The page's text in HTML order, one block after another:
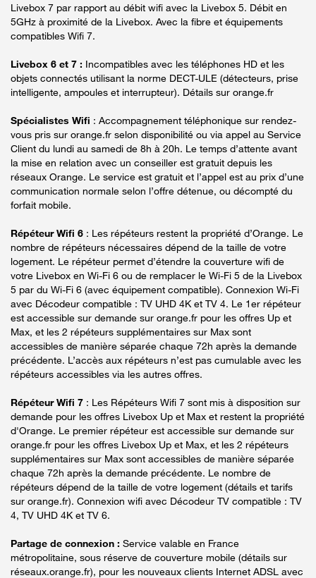
Livebox 7 par rapport au débit wifi avec la Livebox 5. Débit en
5GHz à proximité de la Livebox. Avec la fibre et équipements
compatibles Wifi 7.
Livebox 6 et 7 : Incompatibles avec les téléphones HD et les
objets connectés utilisant la norme DECT-ULE (détecteurs, prise
intelligente, ampoules et interrupteur). Détails sur orange.fr
Spécialistes Wifi : Accompagnement téléphonique sur rendez-
vous pris sur orange.fr selon disponibilité ou via appel au Service
Client du lundi au samedi de 8h à 20h. Le temps d’attente avant
la mise en relation avec un conseiller est gratuit depuis les
réseaux Orange. Le service est gratuit et l’appel est au prix d’une
communication normale selon l’offre détenue, ou décompté du
forfait mobile.
Répéteur Wifi 6 : Les répéteurs restent la propriété d’Orange. Le
nombre de répéteurs nécessaires dépend de la taille de votre
logement. Le répéteur permet d’étendre la couverture wifi de
votre Livebox en Wi-Fi 6 ou de remplacer le Wi-Fi 5 de la Livebox
5 par du Wi-Fi 6 (avec équipement compatible). Connexion Wi-Fi
avec Décodeur compatible : TV UHD 4K et TV 4. Le 1er répéteur
est accessible sur demande sur orange.fr pour les offres Up et
Max, et les 2 répéteurs supplémentaires sur Max sont
accessibles de manière séparée chaque 72h après la demande
précédente. L’accès aux répéteurs n’est pas cumulable avec les
répéteurs accessibles via les autres offres.
Répéteur Wifi 7 : Les Répéteurs Wifi 7 sont mis à disposition sur
demande pour les offres Livebox Up et Max et restent la propriété
d'Orange. Le premier répéteur est accessible sur demande sur
orange.fr pour les offres Livebox Up et Max, et les 2 répéteurs
supplémentaires sur Max sont accessibles de manière séparée
chaque 72h après la demande précédente. Le nombre de
répéteurs dépend de la taille de votre logement (détails et tarifs
sur orange.fr). Connexion wifi avec Décodeur TV compatible : TV
4, TV UHD 4K et TV 6.
Partage de connexion : Service valable en France
métropolitaine, sous réserve de couverture mobile (détails sur
réseaux.orange.fr), pour les nouveaux clients Internet ADSL avec